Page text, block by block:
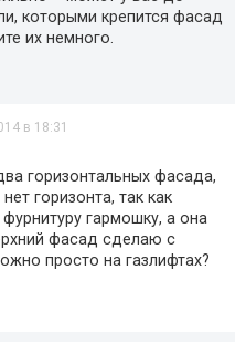
которыми крепится фасад
их немного.
в 18:31
горизонтальных фасада,
горизонта, так как
гармошку, а она
фасад сделаю с
просто на газлифтах?